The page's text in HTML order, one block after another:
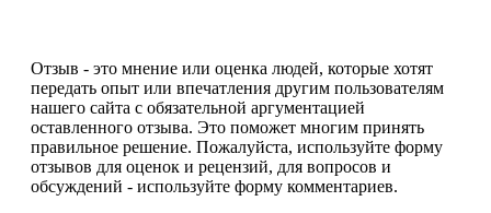
Отзыв - это мнение или оценка людей, которые хотят
передать опыт или впечатления другим пользователям
нашего сайта с обязательной аргументацией
оставленного отзыва. Это поможет многим принять
правильное решение. Пожалуйста, используйте форму
отзывов для оценок и рецензий, для вопросов и
обсуждений - используйте форму комментариев.